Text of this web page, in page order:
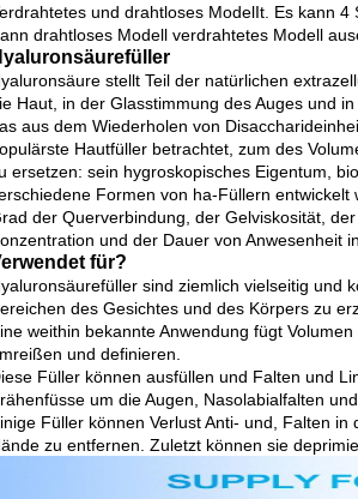
und drahtloses ModelIt. Es kann
drahtloses Modell verdrahtetes Modell
stellt Teil der natürlichen
Haut, in der Glasstimmung des Auges und
aus dem Wiederholen von
Hautfüller betrachtet, zum des
ersetzen: sein hygroskopisches Eigentum,
Formen von ha-Füllern
der Querverbindung, der Gelviskosität,
und der Dauer von Anwesenheit
für?
sind ziemlich vielseitig und
des Gesichtes und des Körpers zu
weithin bekannte Anwendung fügt
und definieren.
Füller können ausfüllen und Falten und
um die Augen, Nasolabialfalten
Füller können Verlust Anti- und, Falten
zu entfernen. Zuletzt können sie